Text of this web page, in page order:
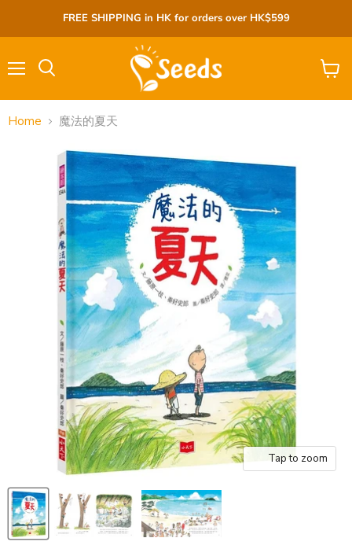
FREE SHIPPING in HK for orders over HK$599
View
Home 魔法的夏天
Tap to zoom